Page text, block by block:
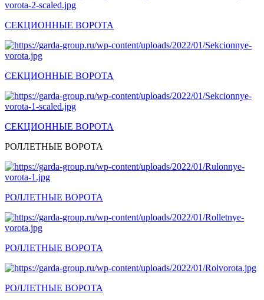
СЕКЦИОННЫЕ ВОРОТА
СЕКЦИОННЫЕ ВОРОТА
СЕКЦИОННЫЕ ВОРОТА
РОЛЛЕТНЫЕ ВОРОТА
РОЛЛЕТНЫЕ ВОРОТА
РОЛЛЕТНЫЕ ВОРОТА
РОЛЛЕТНЫЕ ВОРОТА